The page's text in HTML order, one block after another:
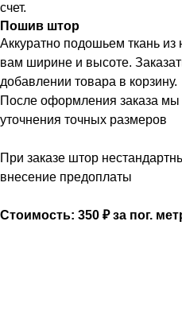
счет.
Пошив штор
Аккуратно подошьем ткань из
вам ширине и высоте.
добавлении товара в корзину.
После оформления заказа
уточнения точных размеров
При заказе штор
внесение предоплаты
Стоимость: 350 ₽ за пог.